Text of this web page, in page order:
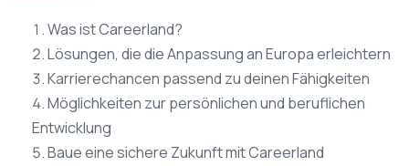
Was ist Careerland?
Lösungen, die die Anpassung an Europa erleichtern
Karrierechancen passend zu deinen Fähigkeiten
Möglichkeiten zur persönlichen und beruflichen
Entwicklung
Baue eine sichere Zukunft mit Careerland